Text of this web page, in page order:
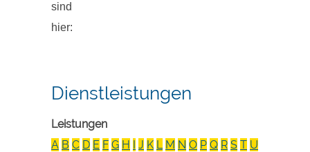
sind
hier:
Dienstleistungen
Leistungen
A B C D E F G H I J K L M N O P Q R S T U